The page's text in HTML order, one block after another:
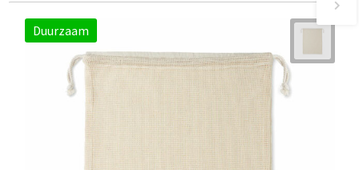
Duurzaam